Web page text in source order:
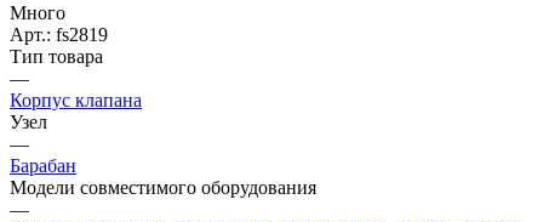
Много
Арт.: fs2819
Тип товара
—
Корпус клапана
Узел
—
Барабан
Модели совместимого оборудования
—